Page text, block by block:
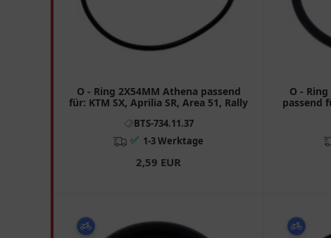
O - Ring 2X54MM Athena passend
für: KTM SX, Aprilia SR, Area 51, Rally
BTS-734.11.37
✅ 1-3 Werktage
2,59 EUR
O -
passend